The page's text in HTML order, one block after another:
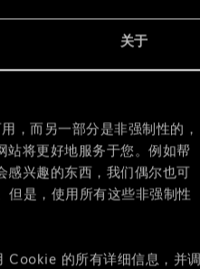
关于
，而另一部分是非强制性的，
站将更好地服务于您。例如帮
兴趣的东西，我们偶尔也可
但是，使用所有这些非强制性
Cookie 的所有详细信息，并调